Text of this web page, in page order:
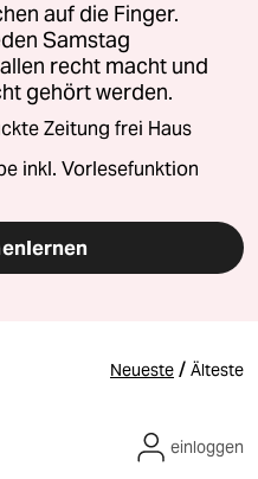
auf die Finger.
Samstag
recht macht und
gehört werden.
Zeitung frei Haus
inkl. Vorlesefunktion
Neueste / Älteste
einloggen